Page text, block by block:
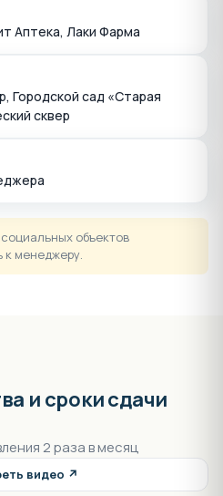
Аптека, Лаки Фарма
Городской сад «Старая
сквер
объектов
к менеджеру.
и сроки сдачи
2 раза в месяц
видео ↗